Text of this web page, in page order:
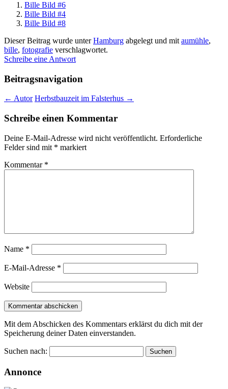
Bille Bild #6
Bille Bild #4
Bille Bild #8
Dieser Beitrag wurde unterHamburg abgelegt und mit aumühle,
bille, fotografie verschlagwortet.
Schreibe eine Antwort
Beitragsnavigation
← Autor Herbstbauzeit im Falsterhus →
Schreibe einen Kommentar
Deine E-Mail-Adresse wird nicht veröffentlicht. Erforderliche
Felder sind mit * markiert
Kommentar *
Name *
E-Mail-Adresse *
Website
Mit dem Abschicken des Kommentars erklärst du dich mit der
Speicherung deiner Daten einverstanden.
Suchen nach:
Annonce